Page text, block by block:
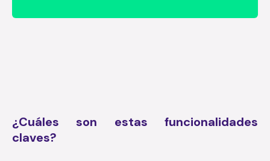
¿Cuáles son estas funcionalidades
claves?